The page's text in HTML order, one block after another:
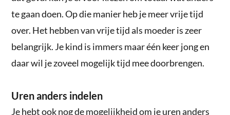
te gaan doen. Op die manier heb je meer vrije tijd
over. Het hebben van vrije tijd als moeder is zeer
belangrijk. Je kind is immers maar één keer jong en
daar wil je zoveel mogelijk tijd mee doorbrengen.
Uren anders indelen
Je hebt ook nog de mogelijkheid om je uren anders